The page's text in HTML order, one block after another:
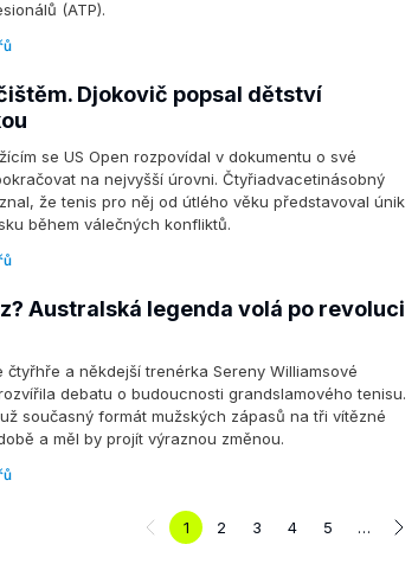
(ATP).
Djokovič popsal dětství
se US Open rozpovídal v dokumentu o své
na nejvyšší úrovni. Čtyřiadvacetinásobný
že tenis pro něj od útlého věku představoval únik
během válečných konfliktů.
Australská legenda volá po revoluci
čtyřhře a někdejší trenérka Sereny Williamsové
debatu o budoucnosti grandslamového tenisu.
současný formát mužských zápasů na tři vítězné
a měl by projít výraznou změnou.
1 2 3 4 5 …